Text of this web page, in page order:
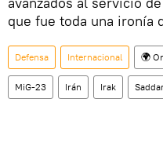
que fue toda una ironía
Defensa Internacional 🌍
MiG-23 Irán Irak